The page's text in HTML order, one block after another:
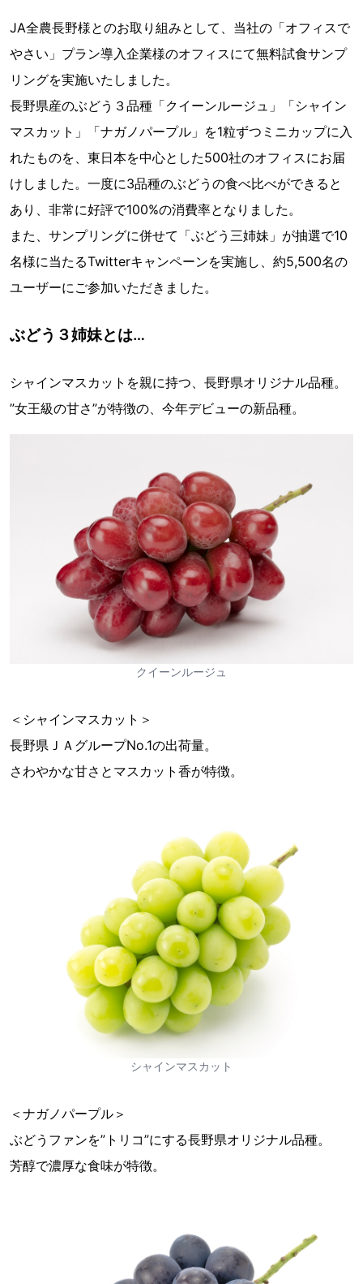
JA全農長野様とのお取り組みとして、当社の「オフィスで
やさい」プラン導入企業様のオフィスにて無料試食サンプ
リングを実施いたしました。
長野県産のぶどう３品種「クイーンルージュ」「シャイン
マスカット」「ナガノパープル」を1粒ずつミニカップに入
れたものを、東日本を中心とした500社のオフィスにお届
けしました。一度に3品種のぶどうの食べ比べができると
あり、非常に好評で100%の消費率となりました。
また、サンプリングに併せて「ぶどう三姉妹」が抽選で10
名様に当たるTwitterキャンペーンを実施し、約5,500名の
ユーザーにご参加いただきました。
ぶどう３姉妹とは…
シャインマスカットを親に持つ、長野県オリジナル品種。
”女王級の甘さ”が特徴の、今年デビューの新品種。
クイーンルージュ
＜シャインマスカット＞
長野県ＪＡグループNo.1の出荷量。
さわやかな甘さとマスカット香が特徴。
シャインマスカット
＜ナガノパープル＞
ぶどうファンを”トリコ”にする長野県オリジナル品種。
芳醇で濃厚な食味が特徴。